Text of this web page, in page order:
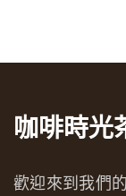
咖啡時光
歡迎來到我們